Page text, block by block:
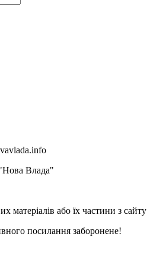
Влада"
матеріалів або їх частини з сайту
посилання заборонене!